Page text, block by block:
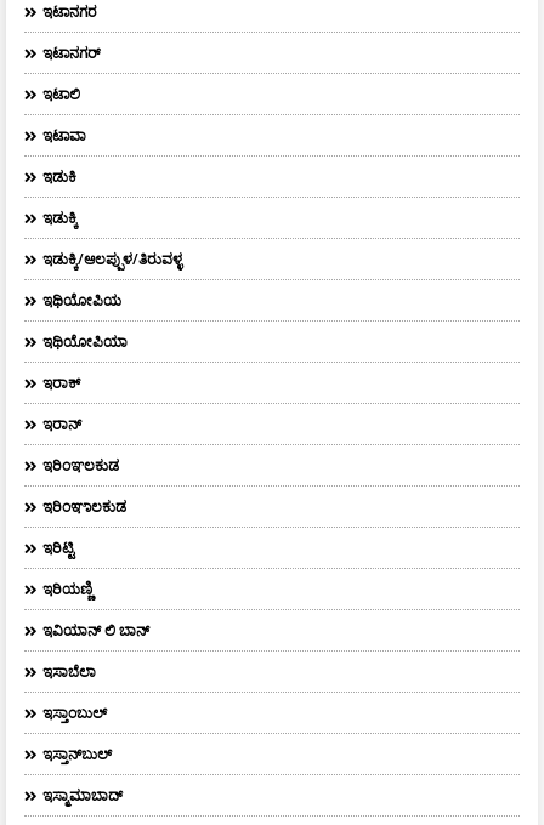
ಇಟಾನಗರ
ಇಟಾನಗರ್‌
ಇಟಾಲಿ
ಇಟಾವಾ
ಇಡುಕಿ
ಇಡುಕ್ಕಿ
ಇಡುಕ್ಕಿ/ಆಲಪ್ಪುಳ/ತಿರುವಳ್ಳ
ಇಥಿಯೋಪಿಯ
ಇಥಿಯೋಪಿಯಾ
ಇರಾಕ್‌
ಇರಾನ್
ಇರಿಂಞಲಕುಡ
ಇರಿಂಞಾಲಕುಡ
ಇರಿಟ್ಟಿ
ಇರಿಯಣ್ಣಿ
ಇವಿಯಾನ್‌ ಲಿ ಬಾನ್‌
ಇಸಾಬೆಲಾ
ಇಸ್ತಾಂಬುಲ್
ಇಸ್ತಾನ್‌ಬುಲ್‌
ಇಸ್ಮಾಮಾಬಾದ್